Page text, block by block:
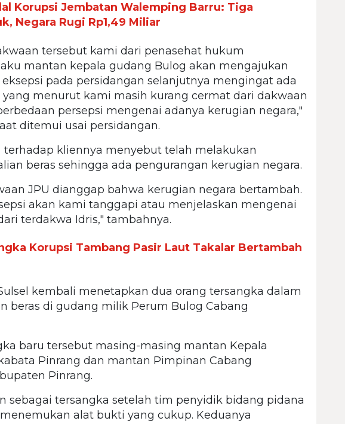
Korupsi Jembatan Walemping Barru: Tiga
Negara Rugi Rp1,49 Miliar
tersebut kami dari penasehat hukum
mantan kepala gudang Bulog akan mengajukan
pada persidangan selanjutnya mengingat ada
menurut kami masih kurang cermat dari dakwaan
persepsi mengenai adanya kerugian negara,"
ditemui usai persidangan.
terhadap kliennya menyebut telah melakukan
beras sehingga ada pengurangan kerugian negara.
JPU dianggap bahwa kerugian negara bertambah.
akan kami tanggapi atau menjelaskan mengenai
terdakwa Idris," tambahnya.
Korupsi Tambang Pasir Laut Takalar Bertambah
kembali menetapkan dua orang tersangka dalam
beras di gudang milik Perum Bulog Cabang
baru tersebut masing-masing mantan Kepala
Pinrang dan mantan Pimpinan Cabang
Pinrang.
sebagai tersangka setelah tim penyidik bidang pidana
alat bukti yang cukup. Keduanya